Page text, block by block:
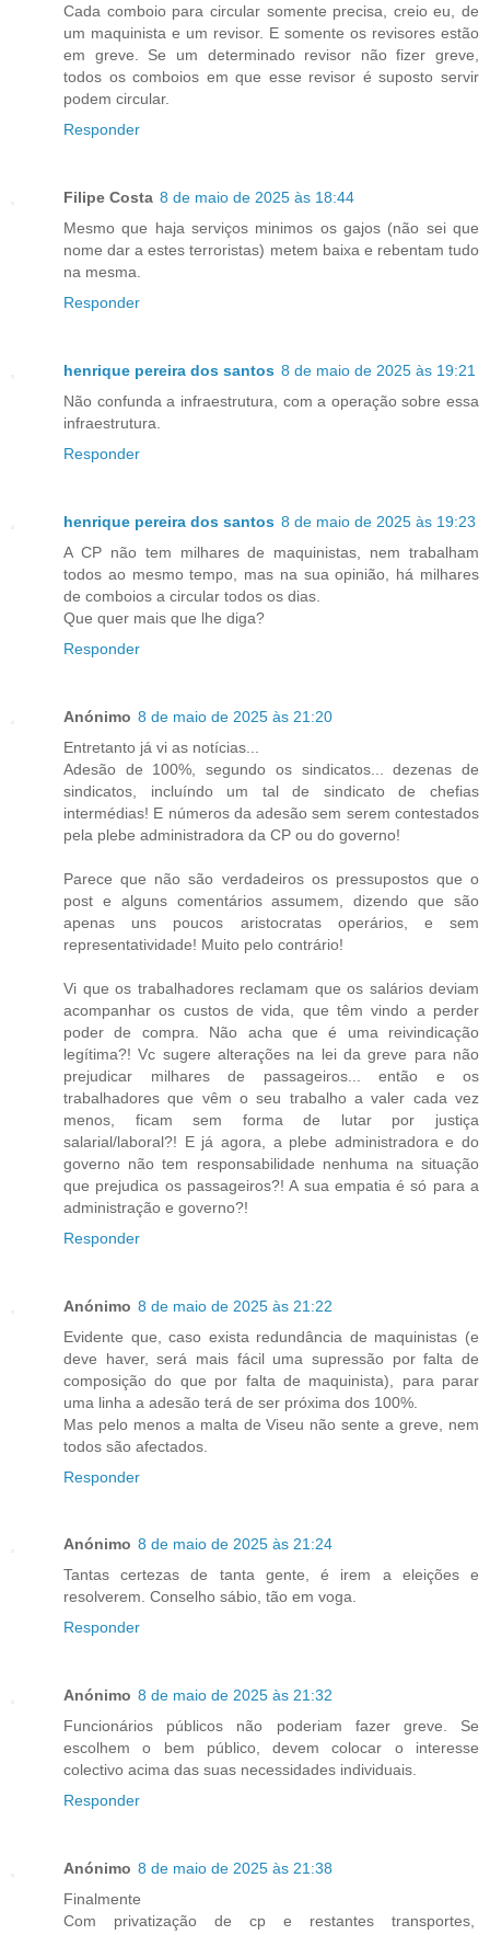
Cada comboio para circular somente precisa, creio eu, de
um maquinista e um revisor. E somente os revisores estão
em greve. Se um determinado revisor não fizer greve,
todos os comboios em que esse revisor é suposto servir
podem circular.
Responder
Filipe Costa 8 de maio de 2025 às 18:44
Mesmo que haja serviços minimos os gajos (não sei que
nome dar a estes terroristas) metem baixa e rebentam tudo
na mesma.
Responder
henrique pereira dos santos 8 de maio de 2025 às 19:21
Não confunda a infraestrutura, com a operação sobre essa
infraestrutura.
Responder
henrique pereira dos santos 8 de maio de 2025 às 19:23
A CP não tem milhares de maquinistas, nem trabalham
todos ao mesmo tempo, mas na sua opinião, há milhares
de comboios a circular todos os dias.
Que quer mais que lhe diga?
Responder
Anónimo 8 de maio de 2025 às 21:20
Entretanto já vi as notícias...
Adesão de 100%, segundo os sindicatos... dezenas de
sindicatos, incluíndo um tal de sindicato de chefias
intermédias! E números da adesão sem serem contestados
pela plebe administradora da CP ou do governo!
Parece que não são verdadeiros os pressupostos que o
post e alguns comentários assumem, dizendo que são
apenas uns poucos aristocratas operários, e sem
representatividade! Muito pelo contrário!
Vi que os trabalhadores reclamam que os salários deviam
acompanhar os custos de vida, que têm vindo a perder
poder de compra. Não acha que é uma reivindicação
legítima?! Vc sugere alterações na lei da greve para não
prejudicar milhares de passageiros... então e os
trabalhadores que vêm o seu trabalho a valer cada vez
menos, ficam sem forma de lutar por justiça
salarial/laboral?! E já agora, a plebe administradora e do
governo não tem responsabilidade nenhuma na situação
que prejudica os passageiros?! A sua empatia é só para a
administração e governo?!
Responder
Anónimo 8 de maio de 2025 às 21:22
Evidente que, caso exista redundância de maquinistas (e
deve haver, será mais fácil uma supressão por falta de
composição do que por falta de maquinista), para parar
uma linha a adesão terá de ser próxima dos 100%.
Mas pelo menos a malta de Viseu não sente a greve, nem
todos são afectados.
Responder
Anónimo 8 de maio de 2025 às 21:24
Tantas certezas de tanta gente, é irem a eleições e
resolverem. Conselho sábio, tão em voga.
Responder
Anónimo 8 de maio de 2025 às 21:32
Funcionários públicos não poderiam fazer greve. Se
escolhem o bem público, devem colocar o interesse
colectivo acima das suas necessidades individuais.
Responder
Anónimo 8 de maio de 2025 às 21:38
Finalmente
Com privatização de cp e restantes transportes,